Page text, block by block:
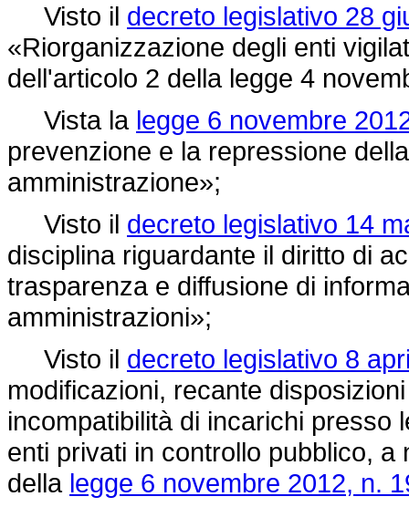
Visto il decreto legislativo 28
«Riorganizzazione degli enti
dell'articolo 2 della legge 4
Vista la legge 6 novembre
prevenzione e la repressione
amministrazione»;
Visto il decreto legislativo 14
disciplina riguardante il diritto di
trasparenza e diffusione di
amministrazioni»;
Visto il decreto legislativo 8
modificazioni, recante
incompatibilità di incarichi presso
enti privati in controllo pubblico,
della legge 6 novembre 2012, n.